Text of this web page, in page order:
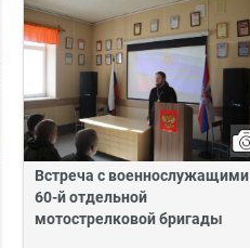
Встреча с военнослужащими
60-й отдельной
мотострелковой бригады